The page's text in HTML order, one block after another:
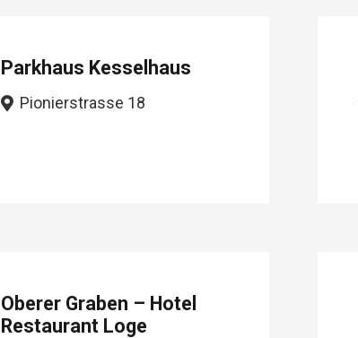
Parkhaus Kesselhaus
Pionierstrasse 18
Oberer Graben – Hotel
Restaurant Loge